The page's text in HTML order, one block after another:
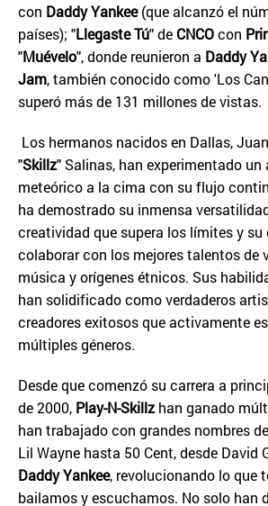
con Daddy Yankee(que alcanzó el
países); "Llegaste Tú" de CNCOcon
"Muévelo", donde reunieron a Daddy
Jam, también conocido como 'Los
superó más de 131 millones de vistas.
Los hermanos nacidos en Dallas,
"Skillz" Salinas, han experimentado un
meteórico a la cima con su flujo
ha demostrado su inmensa
creatividad que supera los límites y
colaborar con los mejores talentos de
música y orígenes étnicos. Sus
han solidificado como verdaderos
creadores exitosos que activamente
múltiples géneros.
Desde que comenzó su carrera a
de 2000, Play-N-Skillzhan ganado
han trabajado con grandes nombres
Lil Wayne hasta 50 Cent, desde David
Daddy Yankee, revolucionando lo que
bailamos y escuchamos. No solo han